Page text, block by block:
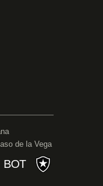
de la Vega
BOT